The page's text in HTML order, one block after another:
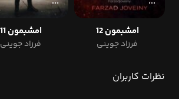
امشبمون 12
فرزاد جوینی
امشبمون 11
فرزاد جوینی
نظرات کاربران